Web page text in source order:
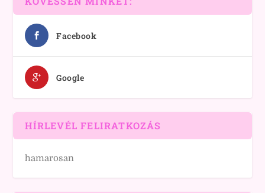
Facebook
Google
HÍRLEVÉL FELIRATKOZÁS
hamarosan